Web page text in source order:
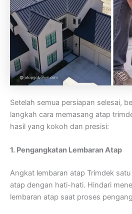
Setelah semua persiapan selesai,
langkah cara memasang atap
hasil yang kokoh dan presisi:
1. Pengangkatan Lembaran Atap
Angkat lembaran atap Trimdek
atap dengan hati-hati. Hindari
lembaran atap saat proses